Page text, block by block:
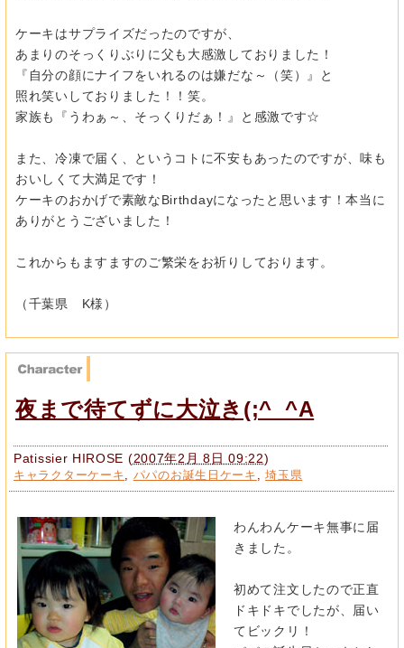
ケーキはサプライズだったのですが、
あまりのそっくりぶりに父も大感激しておりました！
『自分の顔にナイフをいれるのは嫌だな～（笑）』と
照れ笑いしておりました！！笑。
家族も『うわぁ～、そっくりだぁ！』と感激です☆
また、冷凍で届く、というコトに不安もあったのですが、味も
おいしくて大満足です！
ケーキのおかげで素敵なBirthdayになったと思います！本当に
ありがとうございました！
これからもますますのご繁栄をお祈りしております。
（千葉県 K様）
夜まで待てずに大泣き(;^_^A
Patissier HIROSE (2007年2月 8日 09:22)
キャラクターケーキ パパのお誕生日ケーキ ,埼玉県
わんわんケーキ無事に届
きました。
初めて注文したので正直
ドキドキでしたが、届い
てビックリ！